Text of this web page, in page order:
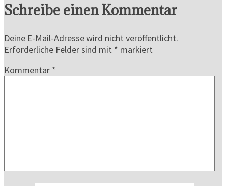
Schreibe einen Kommentar
Deine E-Mail-Adresse wird nicht veröffentlicht.
Erforderliche Felder sind mit * markiert
Kommentar *